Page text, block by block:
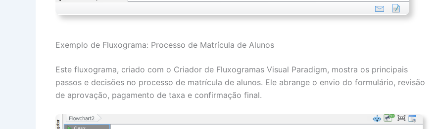
Exemplo de Fluxograma: Processo de Matrícula de Alunos
Este fluxograma, criado com o Criador de Fluxogramas Visual Paradigm, mostra os principais
passos e decisões no processo de matrícula de alunos. Ele abrange o envio do formulário, revisão
de aprovação, pagamento de taxa e confirmação final.